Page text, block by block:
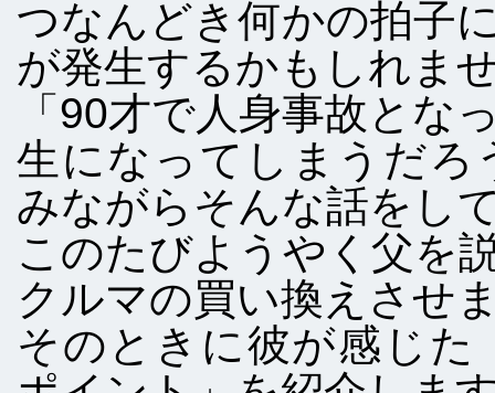
つなんどき何かの拍子
が発生するかもしれま
「90才で人身事故とな
生になってしまうだろ
みながらそんな話をし
このたびようやく父を
クルマの買い換えさせ
そのときに彼が感じた